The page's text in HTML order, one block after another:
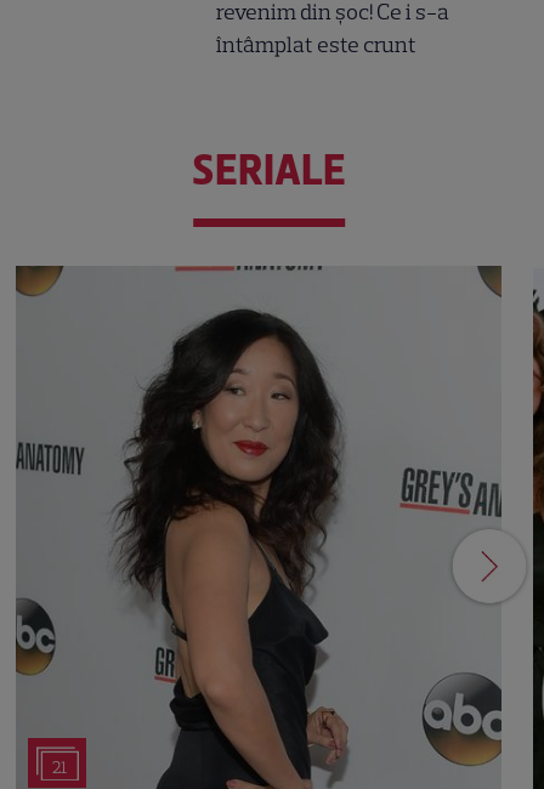
revenim din șoc! Ce i s-a
întâmplat este crunt
SERIALE
21